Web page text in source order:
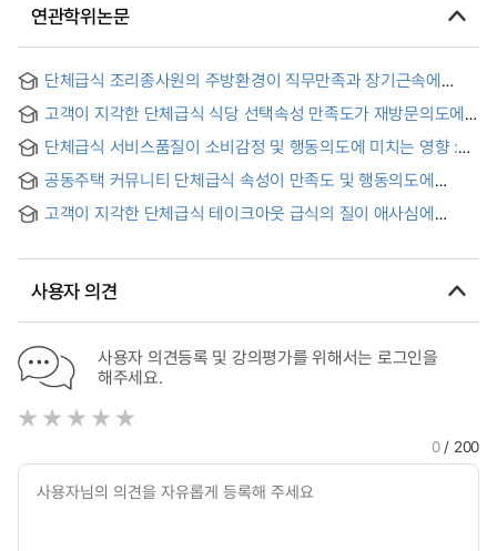
연관학위논문
단체급식 조리종사원의 주방환경이 직무만족과 장기근속에
고객이 지각한 단체급식 식당 선택속성 만족도가 재방문의도에
Perceived Satisfaction of Group Meal Restaurant Selection
Influencing Revisit intention : Customer Trust in Restaurant
as Mediation variable
단체급식 서비스품질이 소비감정 및 행동의도에 미치는 영향 :
quality on consumer sentiment and behavioral
intention:Moderating Effect of Experiential Value
공동주택 커뮤니티 단체급식 속성이 만족도 및 행동의도에
Meal Attributes in Apartment Houses on Satisfaction and
고객이 지각한 단체급식 테이크아웃 급식의 질이 애사심에
consumer sentiment-
사용자 의견
사용자 의견등록 및 강의평가를 위해서는 로그인을
해주세요.
0/ 200